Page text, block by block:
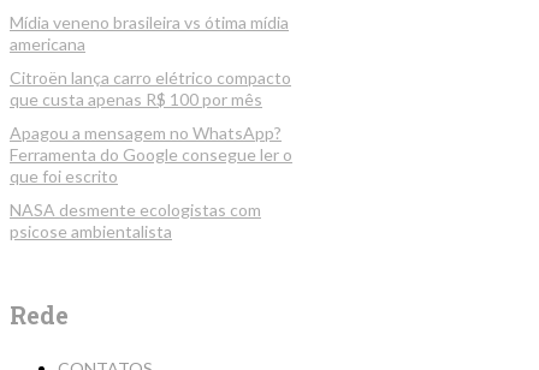
Mídia veneno brasileira vs ótima mídia
americana
Citroën lança carro elétrico compacto
que custa apenas R$ 100 por mês
Apagou a mensagem no WhatsApp?
Ferramenta do Google consegue ler o
que foi escrito
NASA desmente ecologistas com
psicose ambientalista
Rede